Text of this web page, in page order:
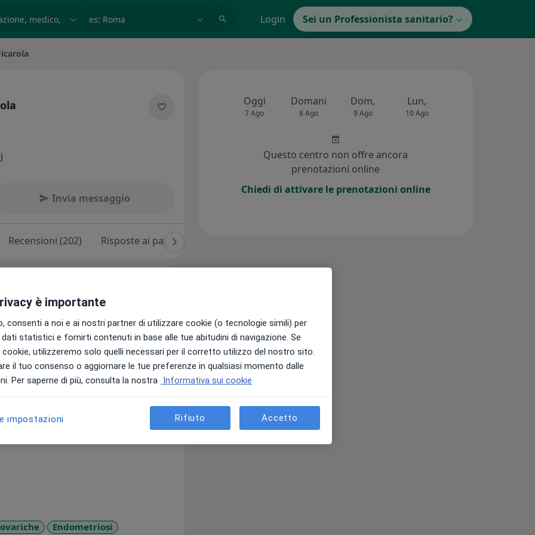
Login Sei un Professionista sanitario?
Invia messaggio
Recensioni (202) Risposte ai pazienti (15)
in Ginecologia e Ostetricia
Bio-Medico di Roma dove ho
ginecologico sotto la guida dell'
di I e II livello, ginecologia
laparoscopia per patologie
endocrinologia e
l' Ospedale Fatebenefratelli
Ragusa. Mi sono specializzato in
ostetrica del I trimestre, ecografia
Endometriosi
Oggi
7 Ago
Domani
8 Ago
Dom,
9 Ago
Lun,
10 Ago
Questo centro non offre ancora
prenotazioni online
Chiedi di attivare le prenotazioni online
è importante
consenti a noi e ai nostri partner di utilizzare cookie (o tecnologie simili) per
statistici e fornirti contenuti in base alle tue abitudini di navigazione. Se
utilizzeremo solo quelli necessari per il corretto utilizzo del nostro sito.
il tuo consenso o aggiornare le tue preferenze in qualsiasi momento dalle
Per saperne di più, consulta la nostra Informativa sui cookie
impostazioni Rifiuto Accetto